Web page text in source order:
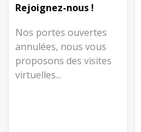
Rejoignez-nous !
Nos portes ouvertes
annulées, nous vous
proposons des visites
virtuelles...